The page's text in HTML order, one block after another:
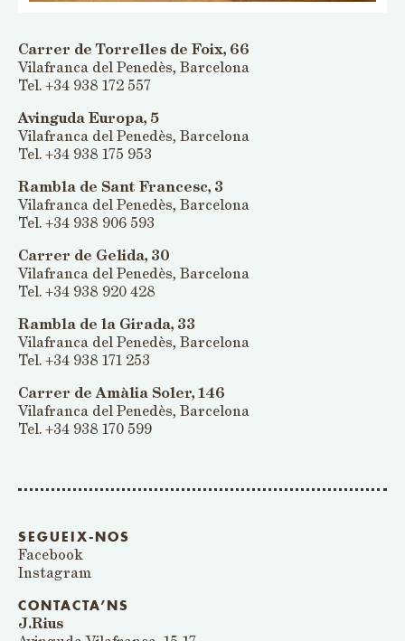
Carrer de Torrelles de Foix, 66
Vilafranca del Penedès, Barcelona
Tel. +34 938 172 557
Avinguda Europa, 5
Vilafranca del Penedès, Barcelona
Tel. +34 938 175 953
Rambla de Sant Francesc, 3
Vilafranca del Penedès, Barcelona
Tel. +34 938 906 593
Carrer de Gelida, 30
Vilafranca del Penedès, Barcelona
Tel. +34 938 920 428
Rambla de la Girada, 33
Vilafranca del Penedès, Barcelona
Tel. +34 938 171 253
Carrer de Amàlia Soler, 146
Vilafranca del Penedès, Barcelona
Tel. +34 938 170 599
SEGUEIX-NOS
Facebook
Instagram
CONTACTA’NS
J.Rius